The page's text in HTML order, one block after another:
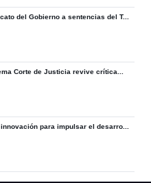
del Gobierno a sentencias del T...
Corte de Justicia revive crítica...
para impulsar el desarro...